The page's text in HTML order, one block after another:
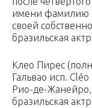
имени фамилию
своей
бразильская
Клео Пирес
Гальвао исп.
Рио-де-
бразильская